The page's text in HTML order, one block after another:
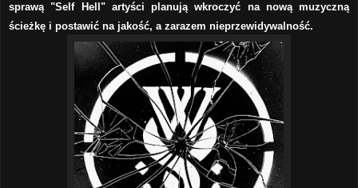
sprawą "Self Hell" artyści planują wkroczyć na nową muzyczną
ścieżkę i postawić na jakość, a zarazem nieprzewidywalność.